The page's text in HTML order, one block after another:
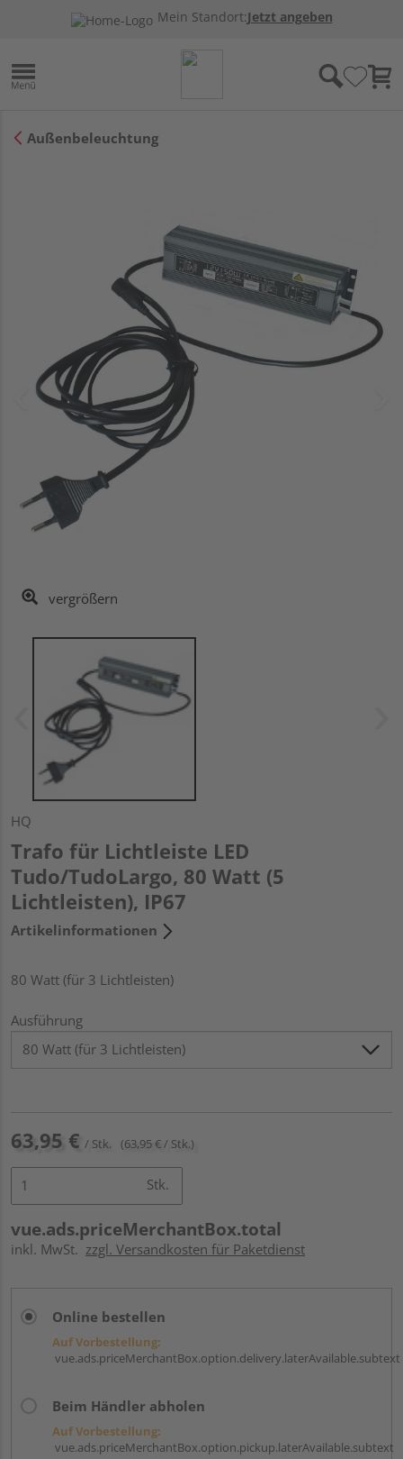
Mein Standort:Jetzt angeben
Außenbeleuchtung
vergrößern
HQ
Trafo für Lichtleiste LED
Tudo/TudoLargo, 80 Watt (5
Lichtleisten), IP67
Artikelinformationen
80 Watt (für 3 Lichtleisten)
Ausführung
63,95 € / Stk. (63,95 € / Stk.)
Stk.
vue.ads.priceMerchantBox.total
inkl. MwSt. zzgl. Versandkosten für Paketdienst
Online bestellen
Auf Vorbestellung:
vue.ads.priceMerchantBox.option.delivery.laterAvailable.subtext
Beim Händler abholen
Auf Vorbestellung:
vue.ads.priceMerchantBox.option.pickup.laterAvailable.subtext